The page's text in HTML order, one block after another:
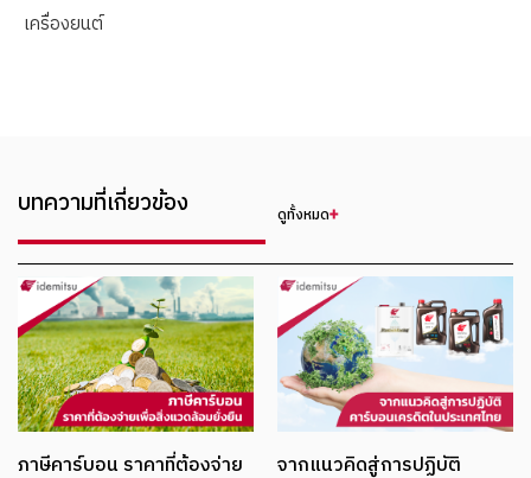
เครื่องยนต์
บทความที่เกี่ยวข้อง ดูทั้งหมด
ภาษีคาร์บอน ราคาที่ต้องจ่าย
จากแนวคิดสู่การปฏิบัติ